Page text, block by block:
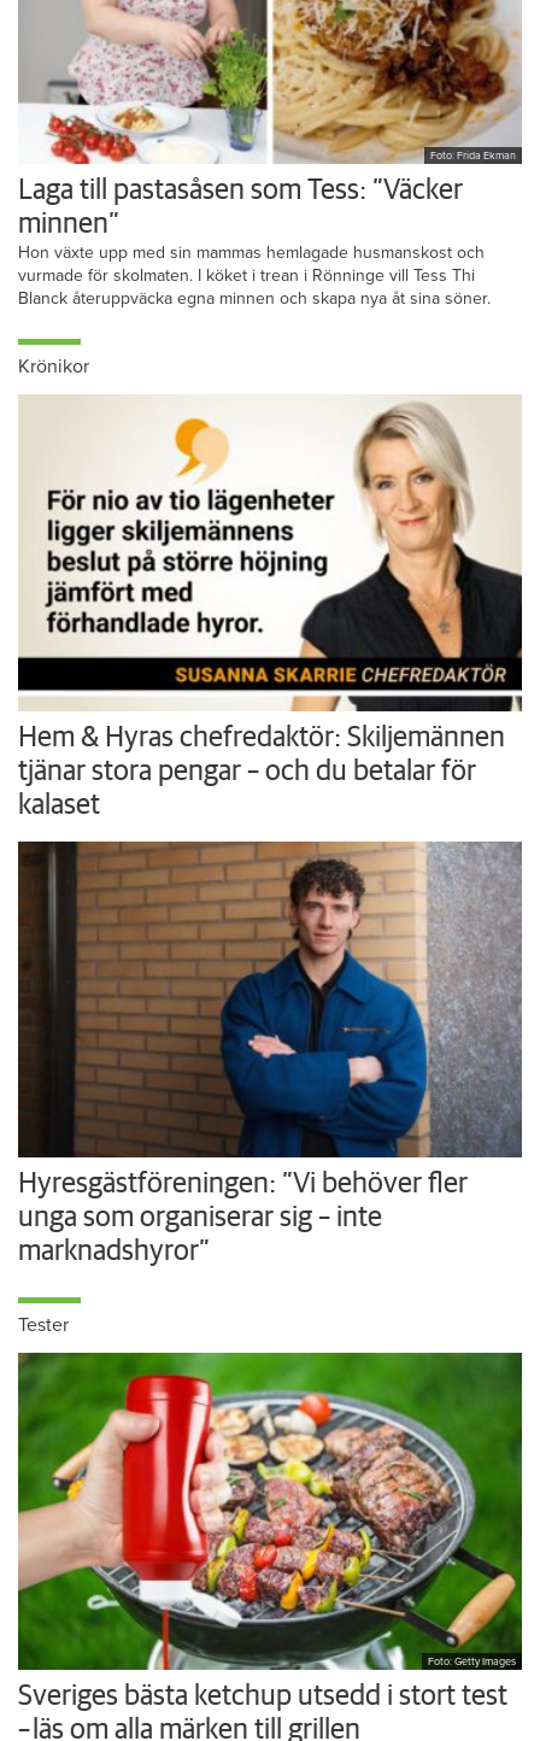
Foto: Frida Ekman
Laga till pastasåsen som Tess: ”Väcker
minnen”
Hon växte upp med sin mammas hemlagade husmanskost och
vurmade för skolmaten. I köket i trean i Rönninge vill Tess Thi
Blanck återuppväcka egna minnen och skapa nya åt sina söner.
Krönikor
Hem & Hyras chefredaktör: Skiljemännen
tjänar stora pengar – och du betalar för
kalaset
Hyresgästföreningen: ”Vi behöver fler
unga som organiserar sig – inte
marknadshyror”
Tester
Foto: Getty Images
Sveriges bästa ketchup utsedd i stort test
– läs om alla märken till grillen